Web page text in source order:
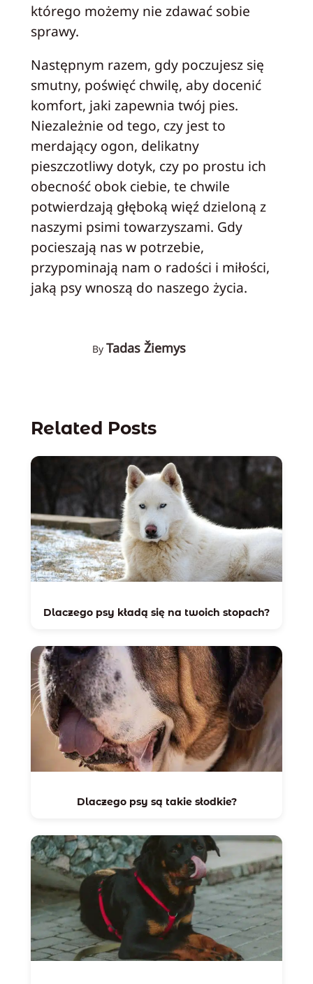
którego możemy nie zdawać sobie
sprawy.
Następnym razem, gdy poczujesz się
smutny, poświęć chwilę, aby docenić
komfort, jaki zapewnia twój pies.
Niezależnie od tego, czy jest to
merdający ogon, delikatny
pieszczotliwy dotyk, czy po prostu ich
obecność obok ciebie, te chwile
potwierdzają głęboką więź dzieloną z
naszymi psimi towarzyszami. Gdy
pocieszają nas w potrzebie,
przypominają nam o radości i miłości,
jaką psy wnoszą do naszego życia.
By Tadas Žiemys
Related Posts
Dlaczego psy kładą się na twoich stopach?
Dlaczego psy są takie słodkie?